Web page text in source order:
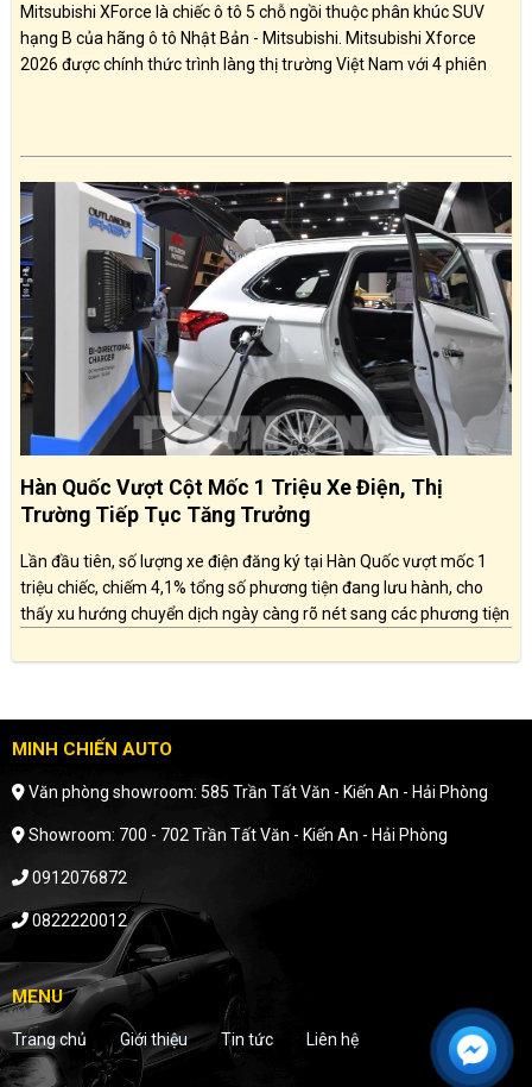
Mitsubishi XForce là chiếc ô tô 5 chỗ ngồi thuộc phân khúc SUV
hạng B của hãng ô tô Nhật Bản - Mitsubishi. Mitsubishi Xforce
2026 được chính thức trình làng thị trường Việt Nam với 4 phiên
Hàn Quốc Vượt Cột Mốc 1 Triệu Xe Điện, Thị
Trường Tiếp Tục Tăng Trưởng
Lần đầu tiên, số lượng xe điện đăng ký tại Hàn Quốc vượt mốc 1
triệu chiếc, chiếm 4,1% tổng số phương tiện đang lưu hành, cho
thấy xu hướng chuyển dịch ngày càng rõ nét sang các phương tiện
MINH CHIẾN AUTO
Văn phòng showroom: 585 Trần Tất Văn - Kiến An - Hải Phòng
Showroom: 700 - 702 Trần Tất Văn - Kiến An - Hải Phòng
0912076872
0822220012
MENU
Trang chủ Giới thiệu Tin tức Liên hệ